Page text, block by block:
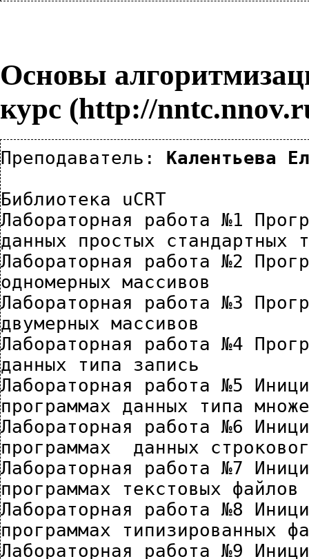
Основы
курс
Преподаватель: Калентьева
Библиотека uCRT
Лабораторная работа №1
данных простых стандартных
Лабораторная работа №2
одномерных массивов
Лабораторная работа №3
двумерных массивов
Лабораторная работа №4
данных типа запись
Лабораторная работа №5
программах данных типа
Лабораторная работа №6
программах  данных
Лабораторная работа №7
программах текстовых файлов
Лабораторная работа №8
программах типизированных
Лабораторная работа №9